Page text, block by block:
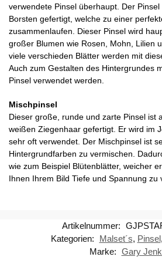
verwendete Pinsel überhaupt. Der
Borsten gefertigt, welche zu einer
zusammenlaufen. Dieser Pinsel wird
großer Blumen wie Rosen, Mohn, Lilien
viele verschieden Blätter werden mit
Auch zum Gestalten des Hintergrundes
Pinsel verwendet werden.
Mischpinsel
Dieser große, runde und zarte Pinsel ist
weißen Ziegenhaar gefertigt. Er wird im
sehr oft verwendet. Der Mischpinsel ist
Hintergrundfarben zu vermischen.
wie zum Beispiel Blütenblätter, weicher
Ihnen Ihrem Bild Tiefe und Spannung zu
Artikelnummer:
Kategorien:
Malset´s, Pinsel,
Marke: Gary